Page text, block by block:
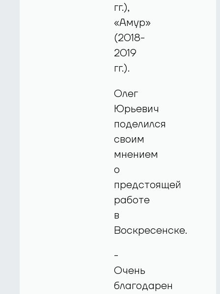
гг.),
«Амур»
(2018-
2019
гг.).
Олег
Юрьевич
поделился
своим
мнением
о
предстоящей
работе
в
Воскресенске.
-
Очень
благодарен